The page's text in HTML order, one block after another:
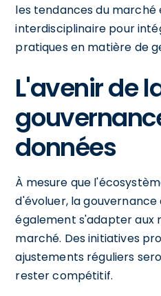
les tendances du
interdisciplinaire pour
pratiques en matière de
L'avenir de
données
À mesure que
d'évoluer, la
également s'adapter aux
marché. Des initiatives
ajustements réguliers
rester compétitif.